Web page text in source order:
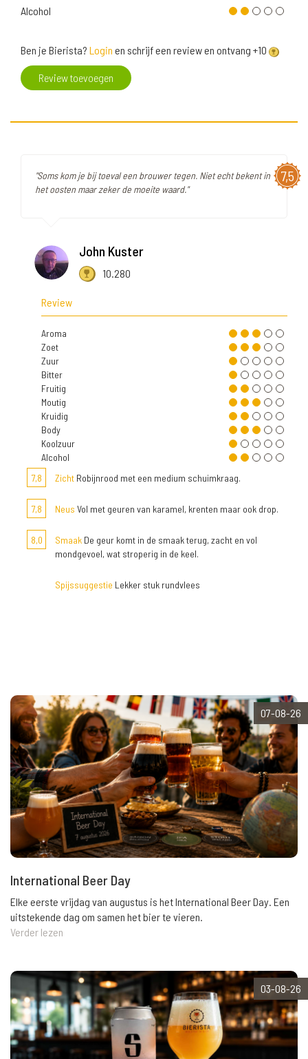
Alcohol
Ben je Bierista? Login en schrijf een review en ontvang +10
Review toevoegen
7,5
"Soms kom je bij toeval een brouwer tegen. Niet echt bekent in
het oosten maar zeker de moeite waard."
John Kuster
10.280
Review
Aroma
Zoet
Zuur
Bitter
Fruitig
Moutig
Kruidig
Body
Koolzuur
Alcohol
7,8
Zicht Robijnrood met een medium schuimkraag.
7,8 Neus Vol met geuren van karamel, krenten maar ook drop.
8,0 Smaak De geur komt in de smaak terug, zacht en vol
mondgevoel, wat stroperig in de keel.
Spijssuggestie Lekker stuk rundvlees
07-08-26
International Beer Day
Elke eerste vrijdag van augustus is het International Beer Day. Een
uitstekende dag om samen het bier te vieren.
Verder lezen
03-08-26